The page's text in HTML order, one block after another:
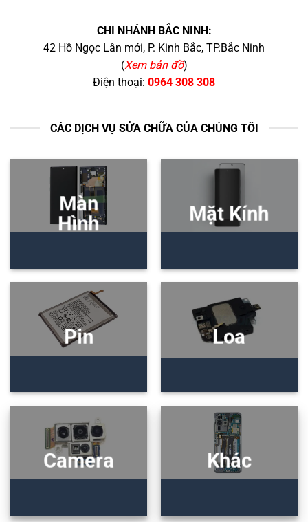
CHI NHÁNH BẮC NINH:
42 Hồ Ngọc Lân mới, P. Kinh Bắc, TP.Bắc Ninh
(Xem bản đồ)
Điện thoại: 0964 308 308
CÁC DỊCH VỤ SỬA CHỮA CỦA CHÚNG TÔI
Màn
Hình
Mặt Kính
Pin Loa
Camera Khác